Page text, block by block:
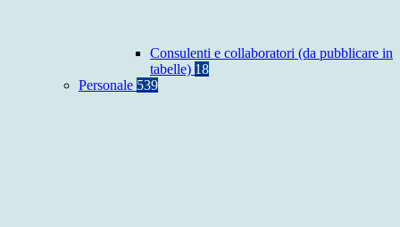
Consulenti e collaboratori (da pubblicare in
tabelle) 18
Personale 539